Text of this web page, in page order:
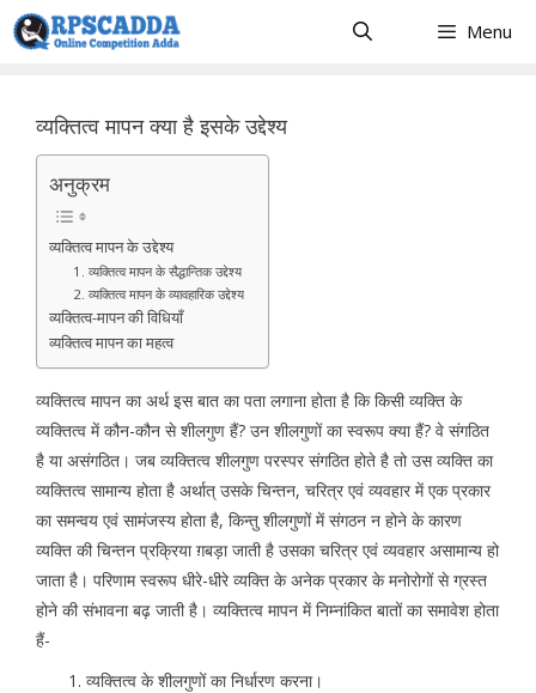
Skip
to
Menu
व्यक्तित्व मापन क्या है इसके उद्देश्य
अनुक्रम
व्यक्तित्व मापन के उद्देश्य
1. व्यक्तित्व मापन के सैद्धान्तिक उद्देश्य
2. व्यक्तित्व मापन के व्यावहारिक उद्देश्य
व्यक्तित्व-मापन की विधियाँ
व्यक्तित्व मापन का महत्व
व्यक्तित्व मापन का अर्थ इस बात का पता लगाना होता है कि किसी व्यक्ति के
व्यक्तित्व में कौन-कौन से शीलगुण हैं? उन शीलगुणों का स्वरूप क्या हैं? वे संगठित
है या असंगठित। जब व्यक्तित्व शीलगुण परस्पर संगठित होते है तो उस व्यक्ति का
व्यक्तित्व सामान्य होता है अर्थात् उसके चिन्तन, चरित्र एवं व्यवहार में एक प्रकार
का समन्वय एवं सामंजस्य होता है, किन्तु शीलगुणों में संगठन न होने के कारण
व्यक्ति की चिन्तन प्रक्रिया ग़बड़ा जाती है उसका चरित्र एवं व्यवहार असामान्य हो
जाता है। परिणाम स्वरूप धीरे-धीरे व्यक्ति के अनेक प्रकार के मनोरोगों से ग्रस्त
होने की संभावना बढ़ जाती है। व्यक्तित्व मापन में निम्नांकित बातों का समावेश होता
हैं-
व्यक्तित्व के शीलगुणों का निर्धारण करना।